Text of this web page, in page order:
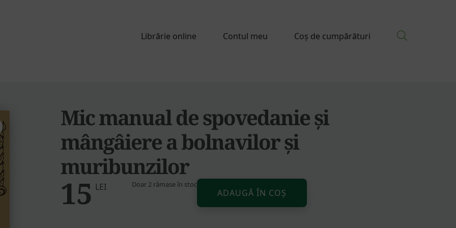
Librărie online Contul meu Coș de cumpărături
Mic manual de spovedanie și
mângâiere a bolnavilor și
muribunzilor
15 LEI Doar 2 rămase în stocCantitate
manual
ADAUGĂ ÎN COȘ
Alternative: